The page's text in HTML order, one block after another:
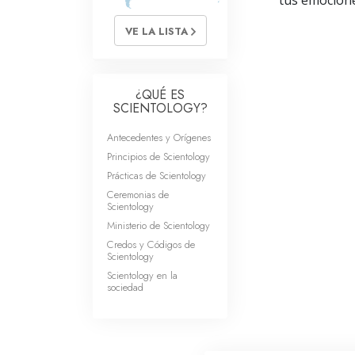
VE LA LISTA
¿QUÉ ES
SCIENTOLOGY?
Antecedentes y Orígenes
Principios de Scientology
Prácticas de Scientology
Ceremonias de
Scientology
Ministerio de Scientology
Credos y Códigos de
Scientology
Scientology en la
sociedad